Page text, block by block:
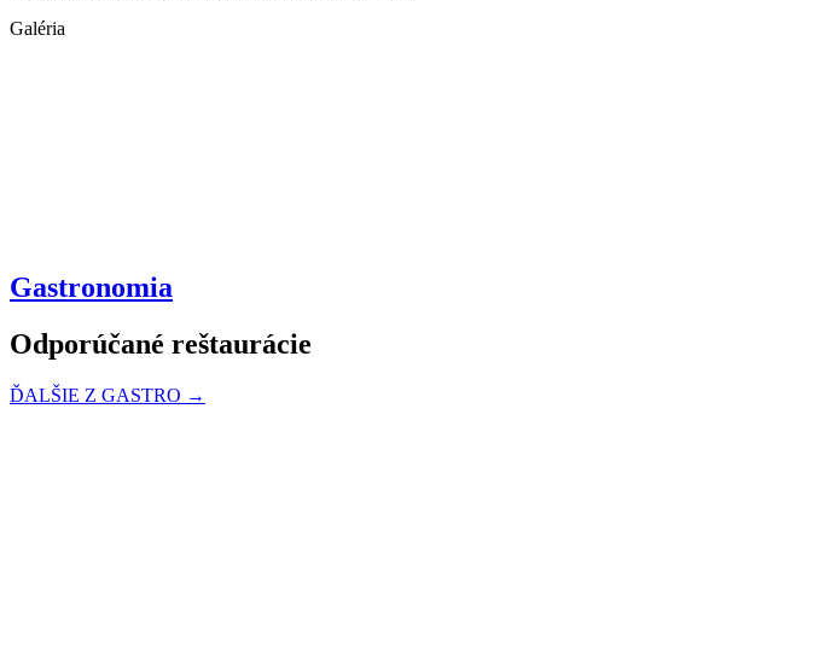
Galéria
Gastronomia
Odporúčané reštaurácie
ĎALŠIE Z GASTRO →